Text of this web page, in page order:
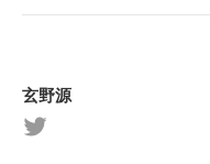
玄野源